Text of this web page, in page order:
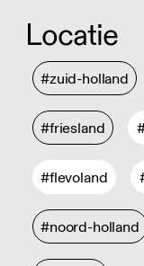
Locatie
#zuid-holland
#friesland
#flevoland
#noord-holland